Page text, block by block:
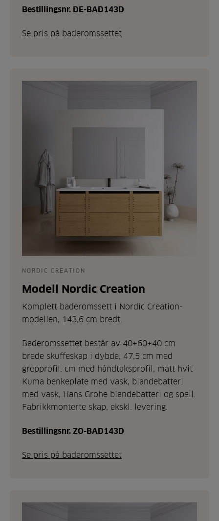
Bestillingsnr. DE-BAD143D
Se pris på baderomssettet
NORDIC CREATION
Modell Nordic Creation
Komplett baderomssett i Nordic Creation-
modellen, 143,6 cm bredt.
Baderomssettet består av 40+60+40 cm
brede skuffeskap i dybde, 47,5 cm med
grepprofil. cm med håndtaksprofil, matt hvit
Kuma benkeplate med vask, blandebatteri
med vask, Hans Grohe blandebatteri og speil.
Fabrikkmonterte skap, ekskl. levering.
Bestillingsnr. ZO-BAD143D
Se pris på baderomssettet